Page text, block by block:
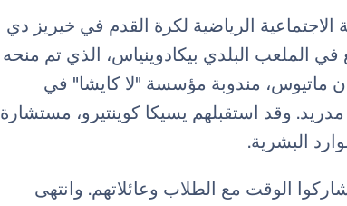
الرياضية لكرة القدم في خيريز دي
الملعب البلدي بيكادوينياس، الذي تم منحه
ماتيوس، مندوبة مؤسسة "لا كايشا" في
وقد استقبلهم يسيكا كوينتيرو، مستشارة
البشرية.
الوقت مع الطلاب وعائلاتهم. وانتهى